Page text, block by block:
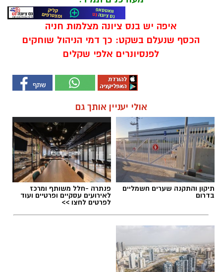
איפה יש בנס ציונה מצלמות חניה
הכסף שנעלם בשקט: כך דמי הניהול שוחקים
לפנסיונרים אלפי שקלים
אולי יעניין אותך גם
תיקון והתקנה שערים חשמליים
בדרום
פנתרה -חלל משותף ומרכז
לאירועים עסקיים ופרטיים ועוד
לפרטים לחצו >>